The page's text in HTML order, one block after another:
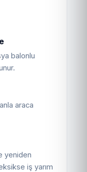
balonlu
araca
yeniden
iş yarım